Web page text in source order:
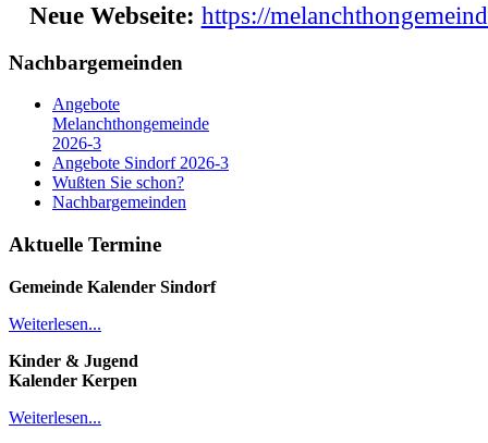
Neue Webseite: https://
Nachbargemeinden
Angebote
Melanchthongemeinde
2026-3
Angebote Sindorf 2026-3
Wußten Sie schon?
Nachbargemeinden
Aktuelle Termine
Gemeinde Kalender Sindorf
Weiterlesen...
Kinder & Jugend
Kalender Kerpen
Weiterlesen...